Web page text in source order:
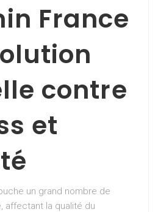
France
contre
et
un grand nombre de
affectant la qualité du